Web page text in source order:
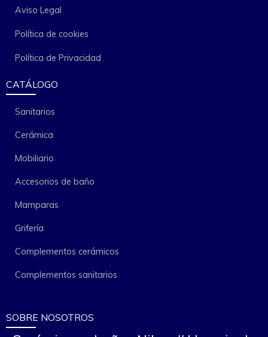
Aviso Legal
Política de cookies
Política de Privacidad
CATÁLOGO
Sanitarios
Cerámica
Mobiliario
Accesorios de baño
Mamparas
Grifería
Complementos cerámicos
Complementos sanitarios
SOBRE NOSOTROS